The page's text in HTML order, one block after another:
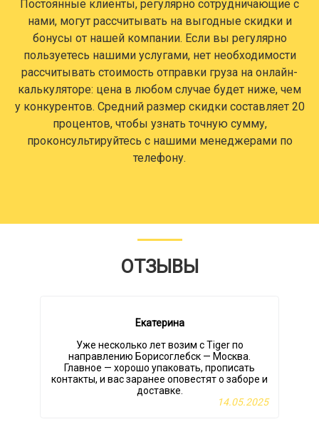
Постоянные клиенты, регулярно сотрудничающие с
нами, могут рассчитывать на выгодные скидки и
бонусы от нашей компании. Если вы регулярно
пользуетесь нашими услугами, нет необходимости
рассчитывать стоимость отправки груза на онлайн-
калькуляторе: цена в любом случае будет ниже, чем
у конкурентов. Средний размер скидки составляет 20
процентов, чтобы узнать точную сумму,
проконсультируйтесь с нашими менеджерами по
телефону.
ОТЗЫВЫ
Екатерина
Уже несколько лет возим с Tiger по
направлению Борисоглебск — Москва.
Главное — хорошо упаковать, прописать
контакты, и вас заранее оповестят о заборе и
доставке.
14.05.2025